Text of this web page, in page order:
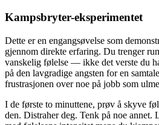
Kampsbryter-eksperimentet
Dette er en engangsøvelse som
gjennom direkte erfaring. Du trenger
vanskelig følelse — ikke det verste du
på den lavgradige angsten for en
frustrasjonen over noe på jobb som
I de første to minuttene, prøv å skyve
den. Distraher deg. Tenk på noe annet.